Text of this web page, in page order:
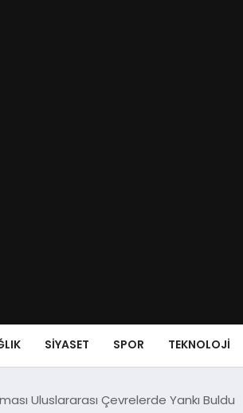
SIYASET SPOR TEKNOLOJI
Uluslararası Çevrelerde Yankı Buldu